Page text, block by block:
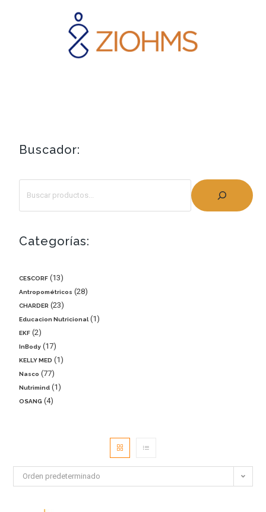
Buscador:
Categorías:
CESCORF 13
Antropométricos 28
CHARDER 23
Educacion Nutricional 1
EKF 2
InBody 17
KELLY MED 1
Nasco 77
Nutrimind 1
OSANG 4
Orden predeterminado